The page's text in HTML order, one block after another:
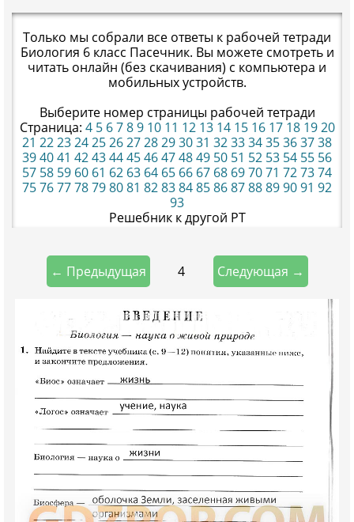
Только мы собрали все ответы к рабочей тетради
Биология 6 класс Пасечник. Вы можете смотреть и
читать онлайн (без скачивания) с компьютера и
мобильных устройств.
Выберите номер страницы рабочей тетради
Страница: 4567891011 121314151617181920
21 22232425262728293031 32333435363738
394041 4243444546474849 50 51 52 53 54 55 56
57 58 59 60 61 62 63 64 65 66 67 68 697071 727374
75767778798081 82838485868788899091 92
93
Решебник к другой РТ
← Предыдущая 4 Следующая →